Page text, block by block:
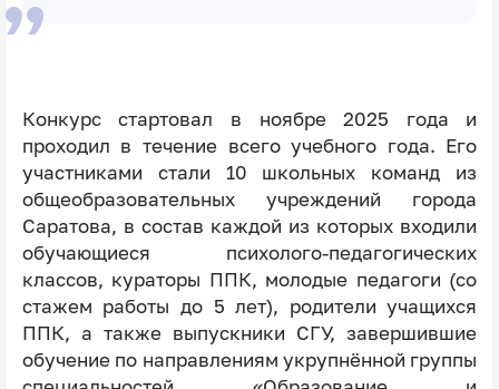
Конкурс стартовал в ноябре 2025 года и
проходил в течение всего учебного года. Его
участниками стали 10 школьных команд из
общеобразовательных учреждений города
Саратова, в состав каждой из которых входили
обучающиеся психолого-педагогических
классов, кураторы ППК, молодые педагоги (со
стажем работы до 5 лет), родители учащихся
ППК, а также выпускники СГУ, завершившие
обучение по направлениям укрупнённой группы